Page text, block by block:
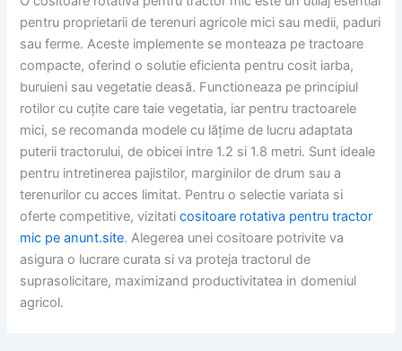
pentru proprietarii de terenuri agricole mici sau medii, paduri
sau ferme. Aceste implemente se monteaza pe tractoare
compacte, oferind o solutie eficienta pentru cosit iarba,
buruieni sau vegetatie deasă. Functioneaza pe principiul
rotilor cu cuțite care taie vegetatia, iar pentru tractoarele
mici, se recomanda modele cu lățime de lucru adaptata
puterii tractorului, de obicei intre 1.2 si 1.8 metri. Sunt ideale
pentru intretinerea pajistilor, marginilor de drum sau a
terenurilor cu acces limitat. Pentru o selectie variata si
oferte competitive, vizitaticositoare rotativa pentru tractor
mic pe anunt.site. Alegerea unei cositoare potrivite va
asigura o lucrare curata si va proteja tractorul de
suprasolicitare, maximizand productivitatea in domeniul
agricol.